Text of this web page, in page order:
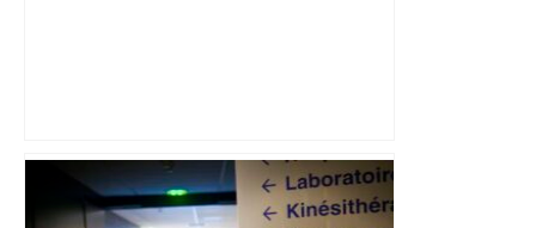
Après la fusion avec la liste PS
Toulouse, le candidat LFI salue "une